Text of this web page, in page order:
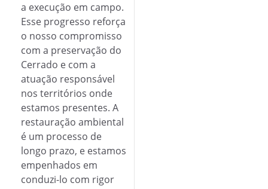
a execução em campo.
Esse progresso reforça
o nosso compromisso
com a preservação do
Cerrado e com a
atuação responsável
nos territórios onde
estamos presentes. A
restauração ambiental
é um processo de
longo prazo, e estamos
empenhados em
conduzi-lo com rigor